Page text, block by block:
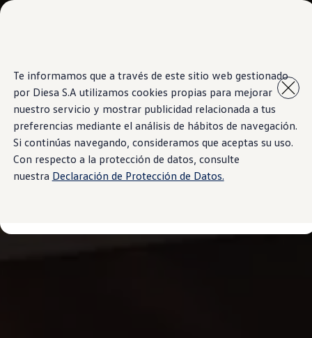
Te informamos que a través de este sitio web gestionado
por Diesa S.A utilizamos cookies propias para mejorar
nuestro servicio y mostrar publicidad relacionada a tus
preferencias mediante el análisis de hábitos de navegación.
Si continúas navegando, consideramos que aceptas su uso.
Con respecto a la protección de datos, consulte
nuestra Declaración de Protección de Datos.
contenido
principal
a pie
de
página
Contáctenos
Marca y Experiencia
Volkswagen Paraguay
Espacio Exclusivo para Prensa
Latin NCAP
Tengo un Volkswagen
Manuales Volkswagen
Postventas
Agendamiento Online